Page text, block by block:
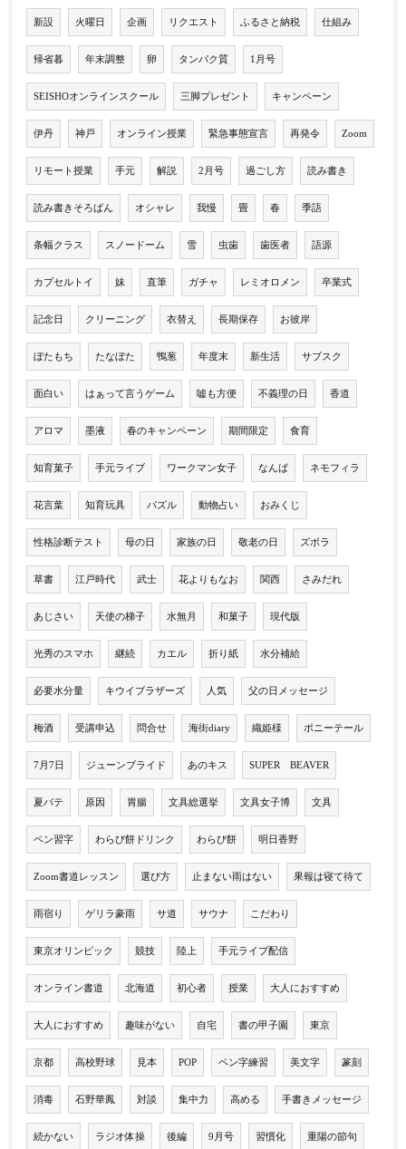
新設 火曜日 企画 リクエスト ふるさと納税 仕組み
帰省暮 年末調整 卵 タンパク質 1月号
SEISHOオンラインスクール 三脚プレゼント キャンペーン
伊丹 神戸 オンライン授業 緊急事態宣言 再発令 Zoom
リモート授業 手元 解説 2月号 過ごし方 読み書き
読み書きそろばん オシャレ 我慢 畳 春 季語
条幅クラス スノードーム 雪 虫歯 歯医者 語源
カプセルトイ 妹 直筆 ガチャ レミオロメン 卒業式
記念日 クリーニング 衣替え 長期保存 お彼岸
ぼたもち たなぼた 鴨葱 年度末 新生活 サブスク
面白い はぁって言うゲーム 嘘も方便 不義理の日 香道
アロマ 墨液 春のキャンペーン 期間限定 食育
知育菓子 手元ライブ ワークマン女子 なんば ネモフィラ
花言葉 知育玩具 パズル 動物占い おみくじ
性格診断テスト 母の日 家族の日 敬老の日 ズボラ
草書 江戸時代 武士 花よりもなお 関西 さみだれ
あじさい 天使の梯子 水無月 和菓子 現代版
光秀のスマホ 継続 カエル 折り紙 水分補給
必要水分量 キウイブラザーズ 人気 父の日メッセージ
梅酒 受講申込 問合せ 海街diary 織姫様 ポニーテール
7月7日 ジューンブライド あのキス SUPER BEAVER
夏バテ 原因 胃腸 文具総選挙 文具女子博 文具
ペン習字 わらび餅ドリンク わらび餅 明日香野
Zoom書道レッスン 選び方 止まない雨はない 果報は寝て待て
雨宿り ゲリラ豪雨 サ道 サウナ こだわり
東京オリンピック 競技 陸上 手元ライブ配信
オンライン書道 北海道 初心者 授業 大人におすすめ
大人におすすめ 趣味がない 自宅 書の甲子園 東京
京都 高校野球 見本 POP ペン字練習 美文字 篆刻
消毒 石野華鳳 対談 集中力 高める 手書きメッセージ
続かない ラジオ体操 後編 9月号 習慣化 重陽の節句